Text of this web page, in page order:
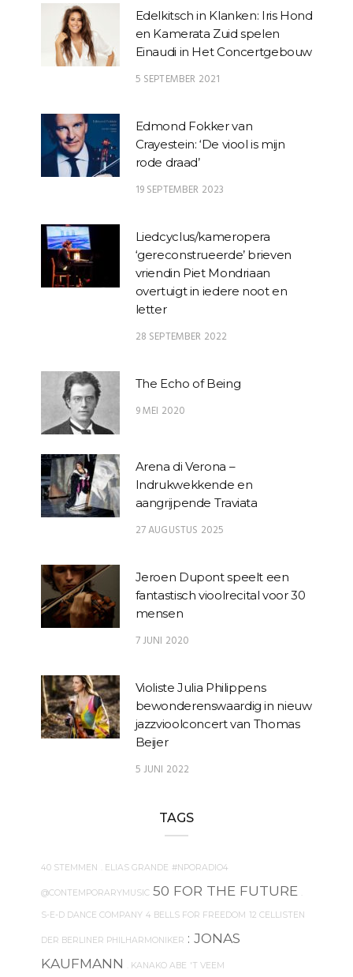
Edelkitsch in Klanken: Iris Hond
en Kamerata Zuid spelen
Einaudi in Het Concertgebouw
5 SEPTEMBER 2021
Edmond Fokker van
Crayestein: ‘De viool is mijn
rode draad’
19 SEPTEMBER 2023
Liedcyclus/kameropera
‘gereconstrueerde’ brieven
vriendin Piet Mondriaan
overtuigt in iedere noot en
letter
28 SEPTEMBER 2022
The Echo of Being
9 MEI 2020
Arena di Verona –
Indrukwekkende en
aangrijpende Traviata
27 AUGUSTUS 2025
Jeroen Dupont speelt een
fantastisch vioolrecital voor 30
mensen
7 JUNI 2020
Violiste Julia Philippens
bewonderenswaardig in nieuw
jazzvioolconcert van Thomas
Beijer
5 JUNI 2022
TAGS
40 STEMMEN . ELIAS GRANDE #NPORADIO4
@CONTEMPORARYMUSIC 50 FOR THE FUTURE
S-E-D DANCE COMPANY 4 BELLS FOR FREEDOM 12 CELLISTEN
DER BERLINER PHILHARMONIKER : JONAS
KAUFMANN
. KANAKO ABE 'T VEEM